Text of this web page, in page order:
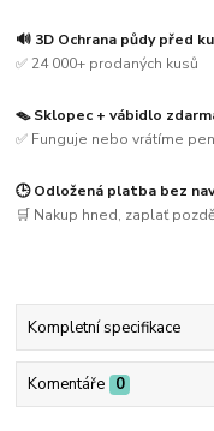
🔊 3D Ochrana půdy před
✅ 24 000+ prodaných kusů
🪤 Sklopec + vábidlo
✅ Funguje nebo vrátíme
🕒 Odložená platba bez
🛒 Nakup hned, zaplať
Kompletní specifikace
Komentáře 0